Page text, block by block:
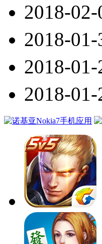
2018-02-
2018-01-
2018-01-
2018-01-